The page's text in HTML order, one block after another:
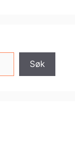
Søk